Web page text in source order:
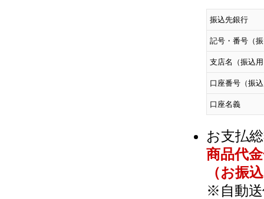
振込先銀行
記号・番号（
支店名（振込
口座番号（振
口座名義
お支払
商品代
（お振
※自動送